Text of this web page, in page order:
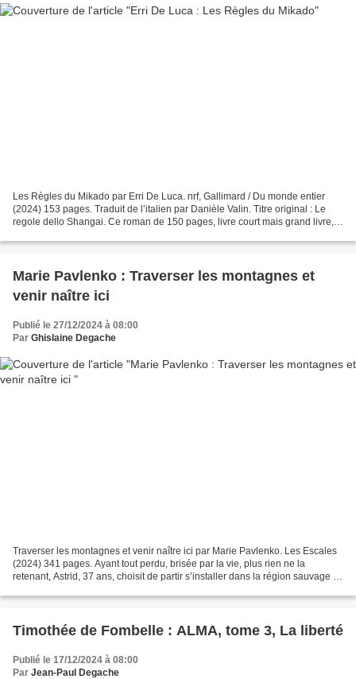
Les Règles du Mikado par Erri De Luca. nrf, Gallimard / Du monde entier
(2024) 153 pages. Traduit de l’italien par Danièle Valin. Titre original : Le
regole dello Shangai. Ce roman de 150 pages, livre court mais grand livre,
Marie Pavlenko : Traverser les montagnes et
venir naître ici
Publié le 27/12/2024 à 08:00
Par Ghislaine Degache
Traverser les montagnes et venir naître ici par Marie Pavlenko. Les Escales
(2024) 341 pages. Ayant tout perdu, brisée par la vie, plus rien ne la
retenant, Astrid, 37 ans, choisit de partir s’installer dans la région sauvage et
Timothée de Fombelle : ALMA, tome 3, La liberté
Publié le 17/12/2024 à 08:00
Par Jean-Paul Degache